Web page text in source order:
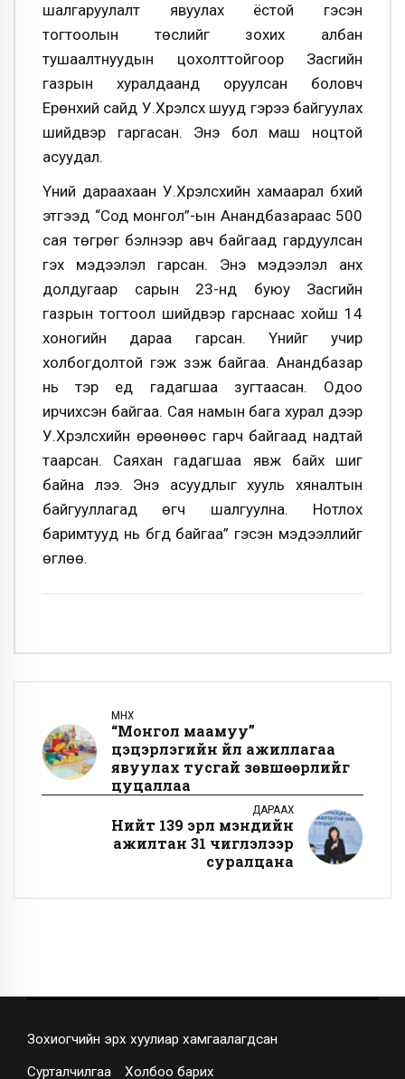
шалгаруулалт явуулах ёстой гэсэн
тогтоолын төслийг зохих албан
тушаалтнуудын цохолттойгоор Засгийн
газрын хуралдаанд оруулсан боловч
Ерөнхий сайд У.Хүрэлсүх шууд гэрээ байгуулах
шийдвэр гаргасан. Энэ бол маш ноцтой
асуудал.
Үүний дараахаан У.Хүрэлсүхийн хамаарал бүхий
этгээд “Сод монгол”-ын Анандбазараас 500
сая төгрөг бэлнээр авч байгаад гардуулсан
гэх мэдээлэл гарсан. Энэ мэдээлэл анх
долдугаар сарын 23-нд буюу Засгийн
газрын тогтоол шийдвэр гарснаас хойш 14
хоногийн дараа гарсан. Үүнийг учир
холбогдолтой гэж үзэж байгаа. Анандбазар
нь тэр үед гадагшаа зугтаасан. Одоо
ирчихсэн байгаа. Сая намын бага хурал дээр
У.Хүрэлсүхийн өрөөнөөс гарч байгаад надтай
таарсан. Саяхан гадагшаа явж байх шиг
байна лээ. Энэ асуудлыг хууль хяналтын
байгууллагад өгч шалгуулна. Нотлох
баримтууд нь бүгд байгаа” гэсэн мэдээллийг
өглөө.
ӨМНӨХ
“Монгол маамуу”
цэцэрлэгийн үйл ажиллагаа
явуулах тусгай зөвшөөрлийг
цуцаллаа
ДАРААХ
Нийт 139 эрүүл мэндийн
ажилтан 31 чиглэлээр
суралцана
Зохиогчийн эрх хуулиар хамгаалагдсан
Сурталчилгаа Холбоо барих